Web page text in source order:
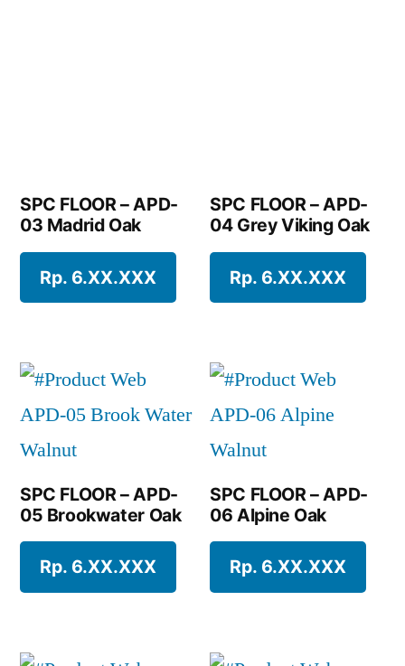
SPC FLOOR – APD-
03 Madrid Oak
Rp. 6.XX.XXX
Rp. 6.XX.XXX
SPC FLOOR – APD-
05 Brookwater Oak
Rp. 6.XX.XXX
SPC FLOOR – APD-
06 Alpine Oak
Rp. 6.XX.XXX